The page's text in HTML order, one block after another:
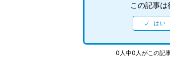
この記事は
0人中0人がこの記